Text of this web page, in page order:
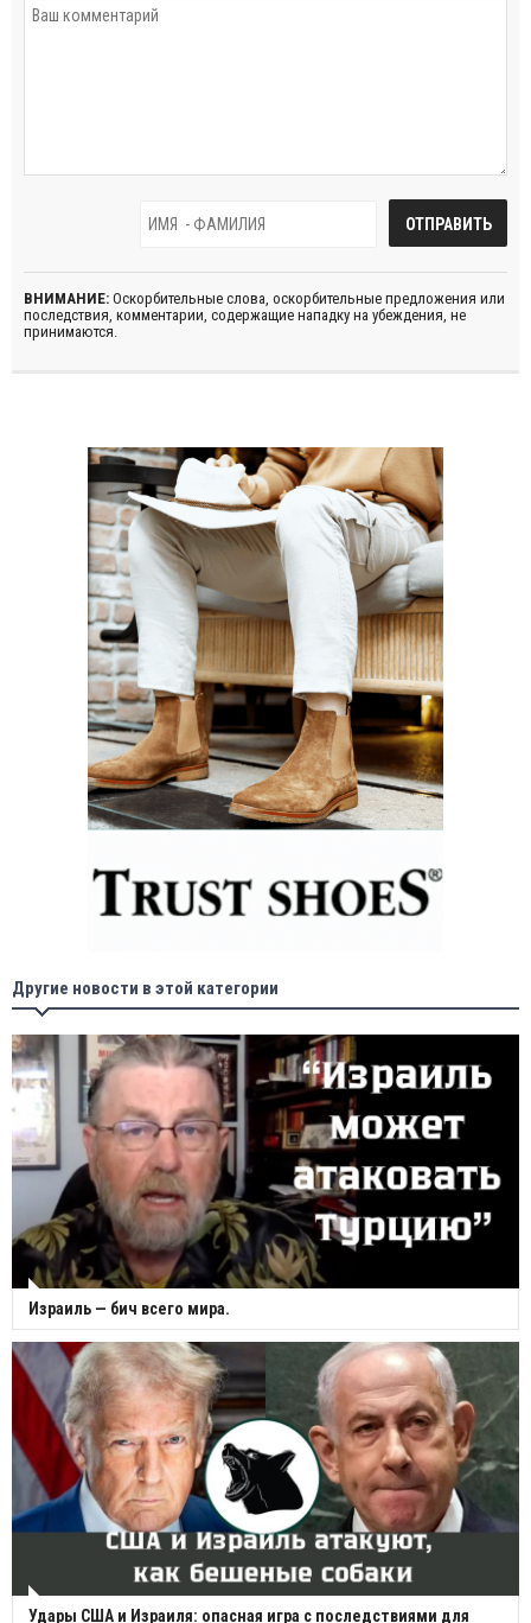
ВНИМАНИЕ: Оскорбительные слова, оскорбительные предложения или
последствия, комментарии, содержащие нападку на убеждения, не
принимаются.
Другие новости в этой категории
Израиль — бич всего мира.
Удары США и Израиля: опасная игра с последствиями для